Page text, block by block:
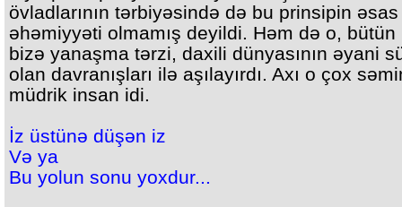
övladlarının tərbiyəsində də bu prinsipin əsas
əhəmiyyəti olmamış deyildi. Həm də o, bütün
bizə yanaşma tərzi, daxili dünyasının əyani
olan davranışları ilə aşılayırdı. Axı o çox
müdrik insan idi.
İz üstünə düşən iz
Və ya
Bu yolun sonu yoxdur...